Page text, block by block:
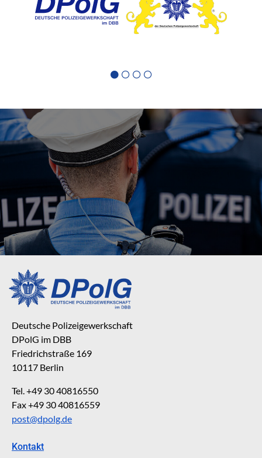
Deutsche Polizeigewerkschaft
DPolG im DBB
Friedrichstraße 169
10117 Berlin
Tel. +49 30 40816550
Fax +49 30 40816559
post@dpolg.de
Kontakt